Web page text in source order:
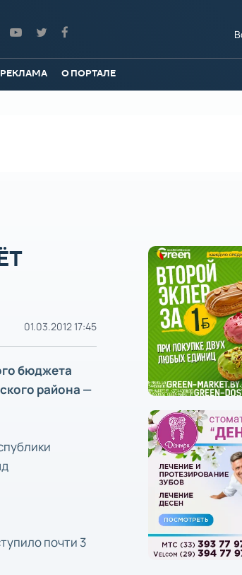
РЕКЛАМА О ПОРТАЛЕ
01.03.2012 17:45
бюджета
района —
почти 3